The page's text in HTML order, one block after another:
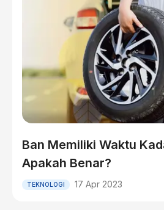
Ban Memiliki Waktu
Apakah Benar?
TEKNOLOGI 17 Apr 2023